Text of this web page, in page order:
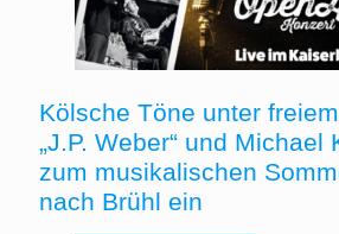
Kölsche Töne unter
„J.P. Weber“ und Michael
zum musikalischen
nach Brühl ein